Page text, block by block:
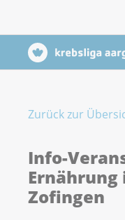
Zurück zur
Info-
Zofingen